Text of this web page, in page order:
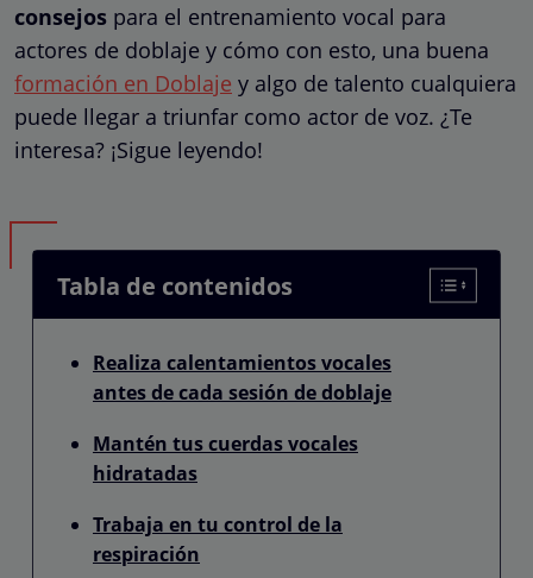
consejos para el entrenamiento vocal para
actores de doblaje y cómo con esto, una buena
formación en Doblaje y algo de talento cualquiera
puede llegar a triunfar como actor de voz. ¿Te
interesa? ¡Sigue leyendo!
Tabla de contenidos
Realiza calentamientos vocales
antes de cada sesión de doblaje
Mantén tus cuerdas vocales
hidratadas
Trabaja en tu control de la
respiración